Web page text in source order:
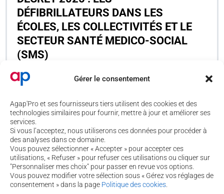
Gérer le consentement
Agap'Pro et ses fournisseurs tiers utilisent des cookies et des
technologies similaires pour fournir, mettre à jour et améliorer ses
services.
Si vous l’acceptez, nous utiliserons ces données pour procéder à
des analyses dans ce domaine.
Vous pouvez sélectionner « Accepter » pour accepter ces
utilisations, « Refuser » pour refuser ces utilisations ou cliquer sur
"Personnaliser mes choix" pour passer en revue vos options.
Vous pouvez modifier votre sélection sous « Gérez vos réglages de
consentement » dans la page Politique des cookies
DÉFIBRILLATEURS DANS LES
ÉCOLES, LES COLLECTIVITÉS ET LE
SECTEUR SANTÉ MEDICO-SOCIAL
(SMS)
04, Mar 2026
4 rue de Béguey 33370 TRESSES
05 56 40 69 99